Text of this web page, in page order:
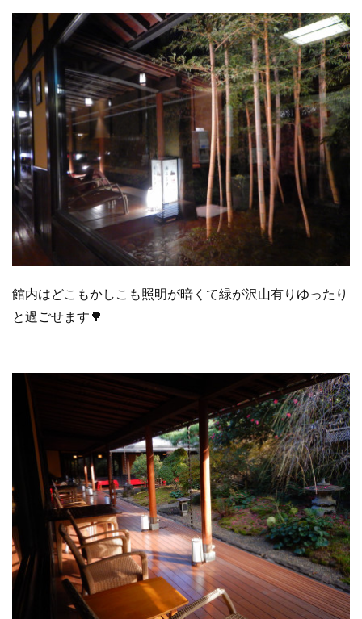
館内はどこもかしこも照明が暗くて緑が沢山有りゆったり
と過ごせます🌳